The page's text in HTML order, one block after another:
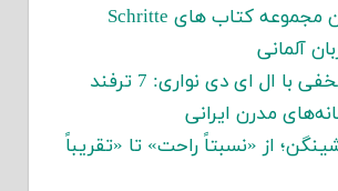
دانلود رایگان مجموعه کتاب های Schritte
نورپردازی مخفی با ال ای دی نواری: 7 ترفند
مدرن ایرانی
از «نسبتاً راحت» تا «تقریباً